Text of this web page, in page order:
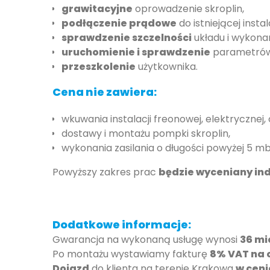
grawitacyjne oprowadzenie skroplin,
podłączenie prądowe do istniejącej
sprawdzenie szczelnościukładu i
uruchomienie i sprawdzenie
przeszkolenie użytkownika.
Cena nie zawiera:
wkuwania instalacji freonowej,
dostawy i montażu pompki skroplin,
wykonania zasilania o długości powyżej 5
Powyższy zakres prac będzie wyceniany
Dodatkowe informacje:
Gwarancja na wykonaną usługę wynosi 36
Po montażu wystawiamy fakturę 8% VAT